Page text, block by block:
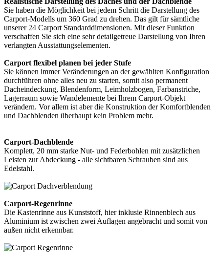
Sie haben die Möglichkeit bei jedem Schritt die Darstellung des
Carport-Modells um 360 Grad zu drehen. Das gilt für sämtliche
unserer 24 Carport Standarddimensionen. Mit dieser Funktion
verschaffen Sie sich eine sehr detailgetreue Darstellung von Ihren
verlangten Ausstattungselementen.
Carport flexibel planen bei jeder Stufe
Sie können immer Veränderungen an der gewählten Konfiguration
durchführen ohne alles neu zu starten, somit also permanent
Dacheindeckung, Blendenform, Leimholzbogen, Farbanstriche,
Lagerraum sowie Wandelemente bei Ihrem Carport-Objekt
verändern. Vor allem ist aber die Konstruktion der Komfortblenden
und Dachblenden überhaupt kein Problem mehr.
Carport-Dachblende
Komplett, 20 mm starke Nut- und Federbohlen mit zusätzlichen
Leisten zur Abdeckung - alle sichtbaren Schrauben sind aus
Edelstahl.
Carport-Regenrinne
Die Kastenrinne aus Kunststoff, hier inklusie Rinnenblech aus
Aluminium ist zwischen zwei Auflagen angebracht und somit von
außen nicht erkennbar.